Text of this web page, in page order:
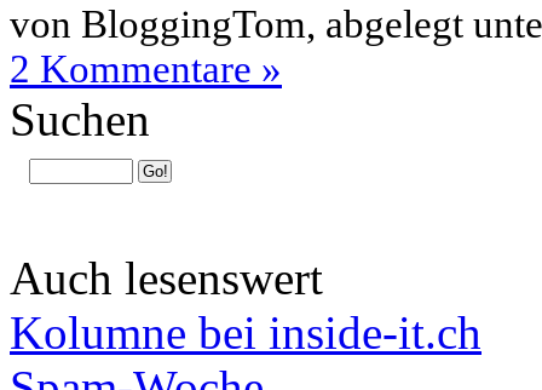
von BloggingTom, abgelegt
2 Kommentare »
Suchen
Auch lesenswert
Kolumne bei inside-it.ch